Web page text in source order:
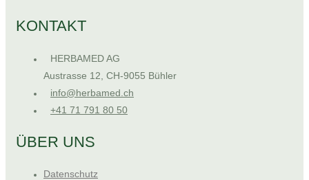
KONTAKT
HERBAMED AG
Austrasse 12, CH-9055 Bühler
info@herbamed.ch
+41 71 791 80 50
ÜBER UNS
Datenschutz